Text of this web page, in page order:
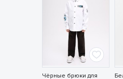
Чёрные брюки для